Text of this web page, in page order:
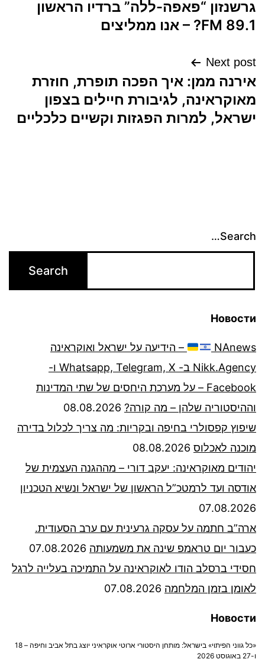
גרשנזון “פאפה-ללה” ברדיו הראשון
89.1 FM? – אנו ממליצים
Next post
אירנה ממן: איך הפכה תופרת, חוזרת
מאוקראינה, לגיבורת חיילים בצפון
ישראל, למרות הפגזות וקשיים כלכליים
Search…
Новости
NAnews
– הידיעה על ישראל ואוקראינה
Nikk.Agency ב- Whatsapp, Telegram, X ו-
Facebook – על מערכת היחסים של שתי המדינות
וההיסטוריה שלהן – מה קורה? 08.08.2026
שיפוץ קפסולרי בחיפה ובקריות: מה צריך לכלול בדירה
מוכנה לאכלוס 08.08.2026
יהודים מאוקראינה: יעקב דורי – מההגנה העצמית של
אודסה ועד לרמטכ”ל הראשון של ישראל ונשיא הטכניון
07.08.2026
ארה”ב חתמה על עסקה גרעינית עם ערב הסעודית.
כעבור יום טראמפ שינה את משמעותה 07.08.2026
חסידי ברסלב הודו לאוקראינה על התמיכה בעלייה לרגל
לאומן בזמן המלחמה 07.08.2026
Новости
«כל גווני הפיתוי» בישראל: מותחן היסטורי ארוטי אוקראיני יוצג בתל אביב וחיפה – 18
ו-27 באוגוסט 2026